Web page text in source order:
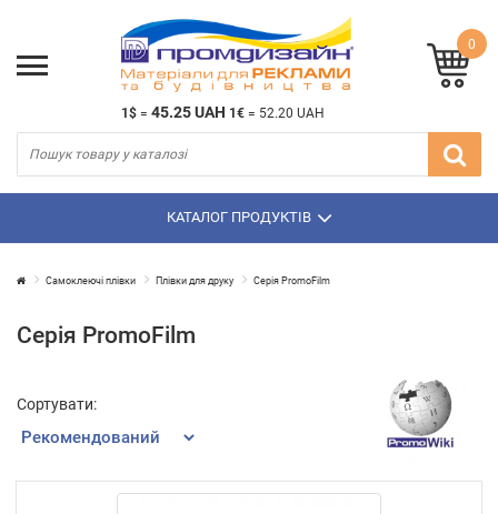
1$ = 45.25 UAH 1€ = 52.20 UAH
0
КАТАЛОГ ПРОДУКТІВ
Самоклеючі плівки Плівки для друку Cерія PromoFilm
Cерія PromoFilm
Сортувати: